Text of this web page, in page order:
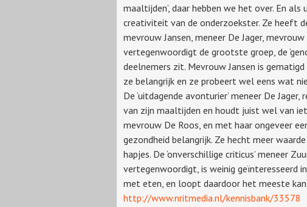
maaltijden’, daar hebben we het over. En
creativiteit van de onderzoekster. Ze heeft
mevrouw Jansen, meneer De Jager,
vertegenwoordigt de grootste groep, de
deelnemers zit. Mevrouw Jansen is
ze belangrijk en ze probeert wel eens wat
De ‘uitdagende avonturier’ meneer De
van zijn maaltijden en houdt juist wel van
mevrouw De Roos, en met haar ongeveer
gezondheid belangrijk. Ze hecht meer
hapjes. De ‘onverschillige criticus’ meneer
vertegenwoordigt, is weinig geïnteresseerd
met eten, en loopt daardoor het meeste
http://www.nritmedia.nl/kennisbank/33578